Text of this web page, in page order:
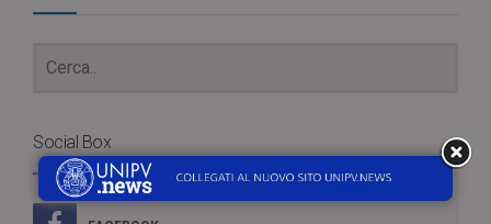
Social Box